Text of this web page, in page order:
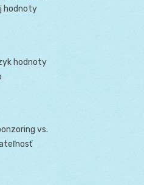
hodnoty
hodnoty
vs.